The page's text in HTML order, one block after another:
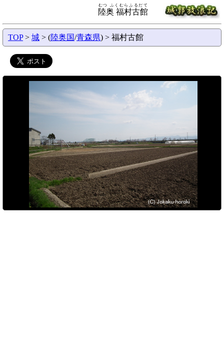
陸奥 福村古館
むつ ふくむらふるだて
TOP> 城 > (陸奥国/青森県) > 福村古館